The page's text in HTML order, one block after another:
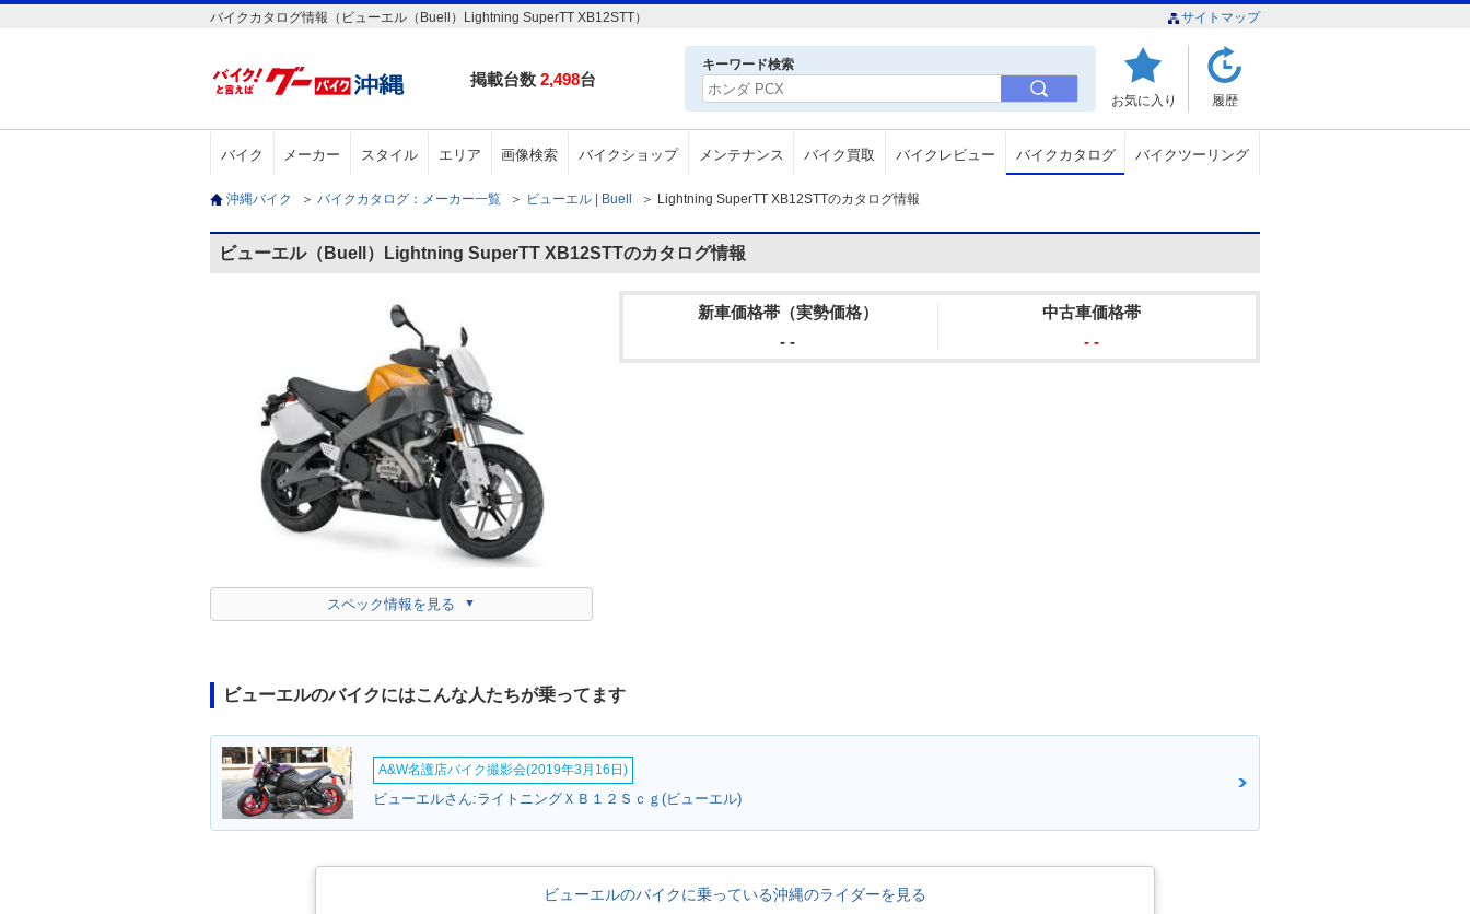
バイクカタログ情報（ビューエル（Buell）Lightning SuperTT XB12STT） サイトマップ
掲載台数 2,498台
キーワード検索
お気に入り 履歴
バイク メーカー スタイル エリア 画像検索 バイクショップ メンテナンス バイク買取 バイクレビュー バイクカタログ バイクツーリング
沖縄バイク ＞ バイクカタログ：メーカー一覧 ＞ ビューエル | Buell ＞ Lightning SuperTT XB12STTのカタログ情報
ビューエル（Buell）Lightning SuperTT XB12STTのカタログ情報
スペック情報を見る
新車価格帯（実勢価格）
- -
中古車価格帯
- -
ビューエルのバイクにはこんな人たちが乗ってます
A&W名護店バイク撮影会(2019年3月16日)
ビューエルさん:ライトニングＸＢ１２Ｓｃｇ(ビューエル)
ビューエルのバイクに乗っている沖縄のライダーを見る